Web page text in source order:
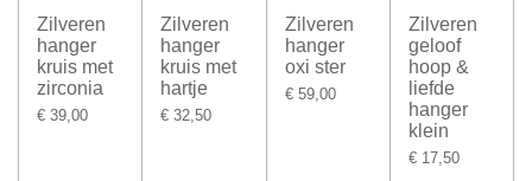
Zilveren
hanger
kruis met
zirconia
€ 39,00
Zilveren
hanger
kruis met
hartje
€ 32,50
Zilveren
hanger
oxi ster
€ 59,00
Zilveren
geloof
hoop &
liefde
hanger
klein
€ 17,50